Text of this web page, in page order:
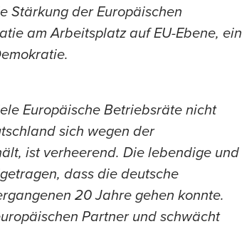
Stärkung der Europäischen
am Arbeitsplatz auf EU-Ebene, ein
Europäische Betriebsräte nicht
sich wegen der
ist verheerend. Die lebendige und
dass die deutsche
20 Jahre gehen konnte.
Partner und schwächt